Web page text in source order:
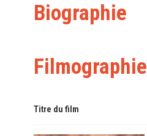
Biographie
Filmographie
Titre du film